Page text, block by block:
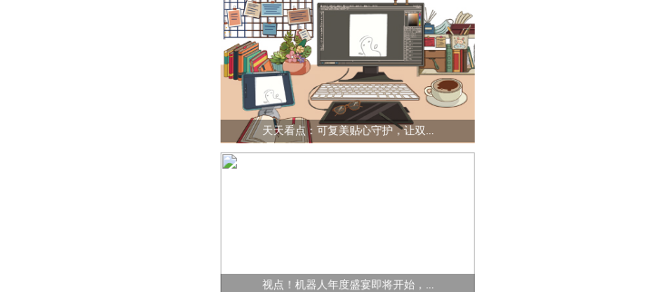
天天看点：可复美贴心守护，让双...
视点！机器人年度盛宴即将开始，...